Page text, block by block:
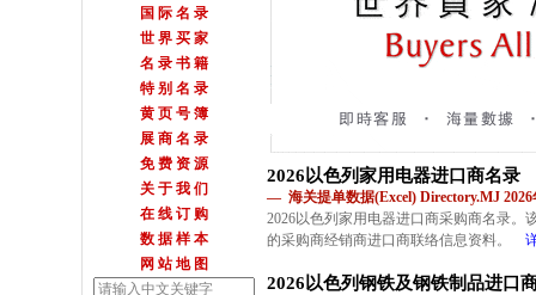
国 际 名 录
世 界 买 家
名 录 书 籍
特 别 名 录
黄 页 号 簿
展 商 名 录
免 费 资 源
关 于 我 们
在 线 订 购
数 据 样 本
网 站 地 图
2026以色列家用电器进口商名录
— 海关提单数据(Excel) Directory.MJ 2026
2026以色列家用电器进口商采购商名录。
的采购商经销商进口商联络信息资料。
2026以色列钢铁及钢铁制品进口